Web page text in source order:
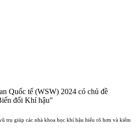
Quốc tế (WSW) 2024 có chủ đề
đổi Khí hậu"
trụ giúp các nhà khoa học khí hậu hiểu rõ hơn và kiểm